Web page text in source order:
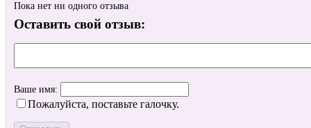
Пока нет ни одного отзыва
Оставить свой отзыв:
Ваше имя:
Пожалуйста, поставьте галочку.